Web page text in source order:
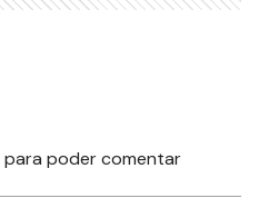
para poder comentar